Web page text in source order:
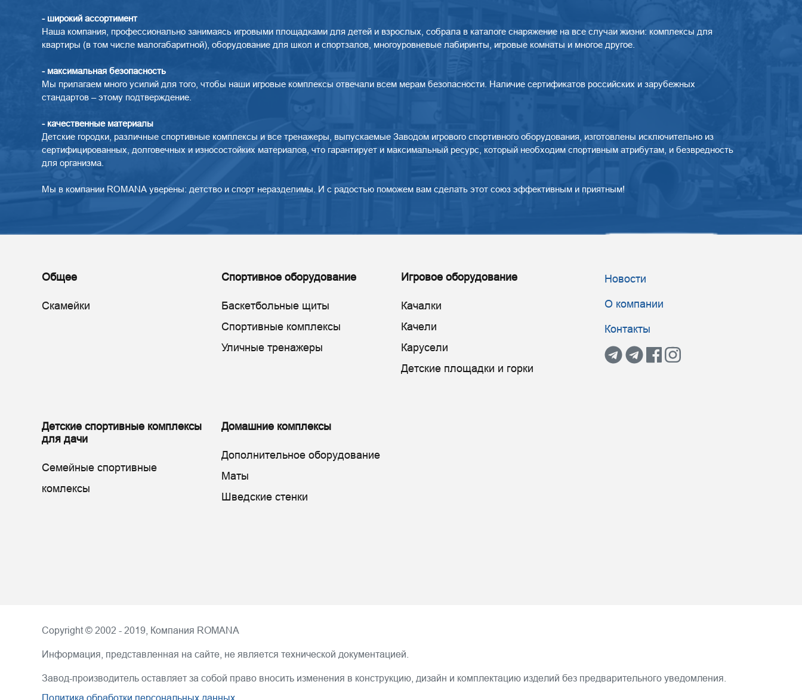
- широкий ассортимент
Наша компания, профессионально занимаясь игровыми площадками для детей и взрослых, собрала в каталоге снаряжение на все случаи жизни: комплексы для
квартиры (в том числе малогабаритной), оборудование для школ и спортзалов, многоуровневые лабиринты, игровые комнаты и многое другое.
- максимальная безопасность
Мы прилагаем много усилий для того, чтобы наши игровые комплексы отвечали всем мерам безопасности. Наличие сертификатов российских и зарубежных
стандартов – этому подтверждение.
- качественные материалы
Детские городки, различные спортивные комплексы и все тренажеры, выпускаемые Заводом игрового спортивного оборудования, изготовлены исключительно из
сертифицированных, долговечных и износостойких материалов, что гарантирует и максимальный ресурс, который необходим спортивным атрибутам, и безвредность
для организма.
Мы в компании ROMANA уверены: детство и спорт неразделимы. И с радостью поможем вам сделать этот союз эффективным и приятным!
Общее
Скамейки
Детские спортивные комплексы
для дачи
Семейные спортивные
комлексы
Спортивное оборудование
Баскетбольные щиты
Спортивные комплексы
Уличные тренажеры
Домашние комплексы
Дополнительное оборудование
Маты
Шведские стенки
Игровое оборудование
Качалки
Качели
Карусели
Детские площадки и горки
Новости
О компании
Контакты
Copyright © 2002 - 2019, Компания ROMANA
Информация, представленная на сайте, не является технической документацией.
Завод-производитель оставляет за собой право вносить изменения в конструкцию, дизайн и комплектацию изделий без предварительного уведомления.
Политика обработки персональных данных